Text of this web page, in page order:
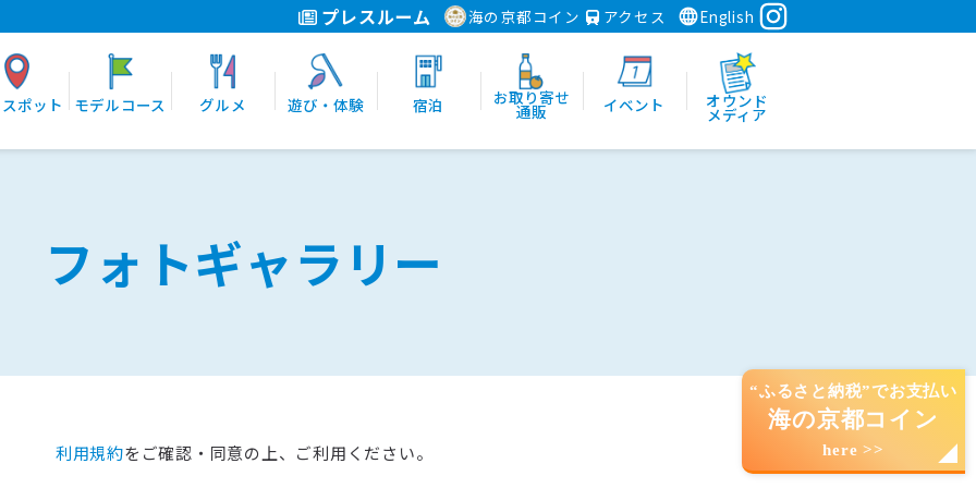
プレスルーム 海の京都コイン アクセス English
ポット モデルコース グルメ 遊び・体験 宿泊 お取り寄せ
通販 イベント オウンド
メディア
“ふるさと納税”でお支払い
海の京都コイン
here >>
フォトギャラリー
利用規約をご確認・同意の上、ご利用ください。